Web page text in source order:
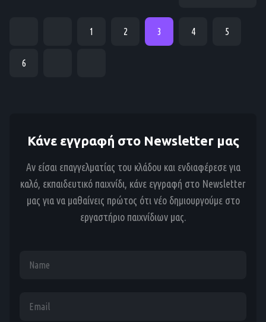
1 2 3 4 5
6
Κάνε εγγραφή στο Newsletter μας
Αν είσαι επαγγελματίας του κλάδου και ενδιαφέρεσε για
καλό, εκπαιδευτικό παιχνίδι, κάνε εγγραφή στο Newsletter
μας για να μαθαίνεις πρώτος ότι νέο δημιουργούμε στο
εργαστήριο παιχνίδιων μας.